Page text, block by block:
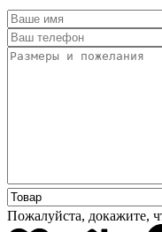
Пожалуйста, докажите,